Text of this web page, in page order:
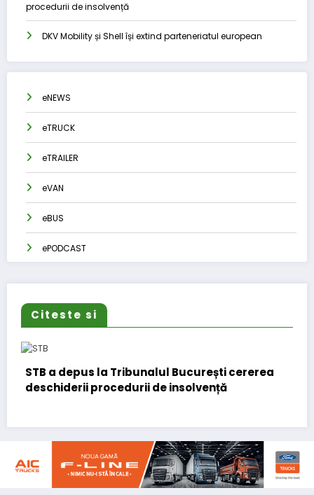
procedurii de insolvență
DKV Mobility și Shell își extind parteneriatul european
eNEWS
eTRUCK
eTRAILER
eVAN
eBUS
ePODCAST
Citeste si
DKV Mobility și Shell își extind parteneriatul
european